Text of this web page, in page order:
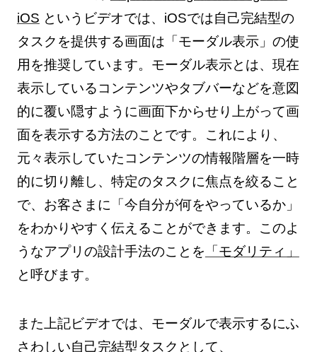
iOS というビデオでは、iOSでは自己完結型の
タスクを提供する画面は「モーダル表示」の使
用を推奨しています。モーダル表示とは、現在
表示しているコンテンツやタブバーなどを意図
的に覆い隠すように画面下からせり上がって画
面を表示する方法のことです。これにより、
元々表示していたコンテンツの情報階層を一時
的に切り離し、特定のタスクに焦点を絞ること
で、お客さまに「今自分が何をやっているか」
をわかりやすく伝えることができます。このよ
うなアプリの設計手法のことを 「モダリティ」
と呼びます。
また上記ビデオでは、モーダルで表示するにふ
さわしい自己完結型タスクとして、